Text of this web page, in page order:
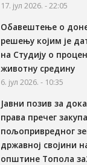
17. јул 2026. - 22:05
Обавештење о
решењу којим је
на Студију о
животну средину
6. јул 2026. - 10:35
Јавни позив за
права пречег закупа
пољопривредног
државној својини
општине Топола